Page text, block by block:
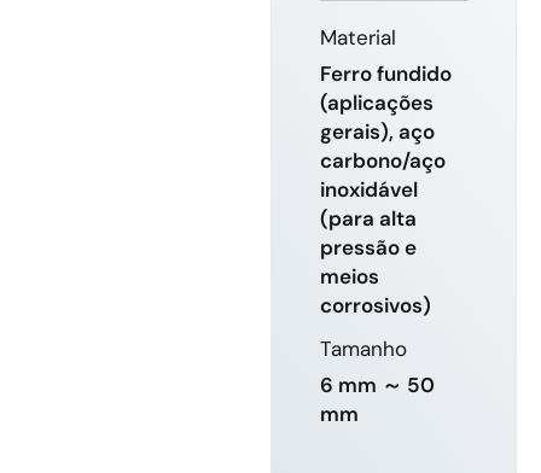
Material
Ferro fundido
(aplicações
gerais), aço
carbono/aço
inoxidável
(para alta
pressão e
meios
corrosivos)
Tamanho
6 mm ～ 50
mm